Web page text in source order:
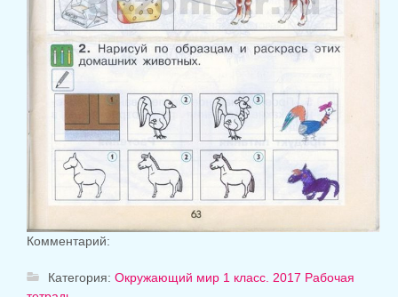
Комментарий:
Категория: Окружающий мир 1 класс. 2017 Рабочая